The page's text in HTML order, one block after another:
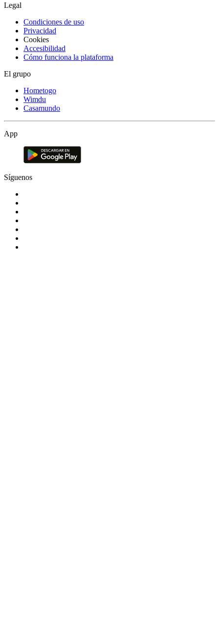
Legal
Condiciones de uso
Privacidad
Cookies
Accesibilidad
Cómo funciona la plataforma
El grupo
Hometogo
Wimdu
Casamundo
App
Síguenos